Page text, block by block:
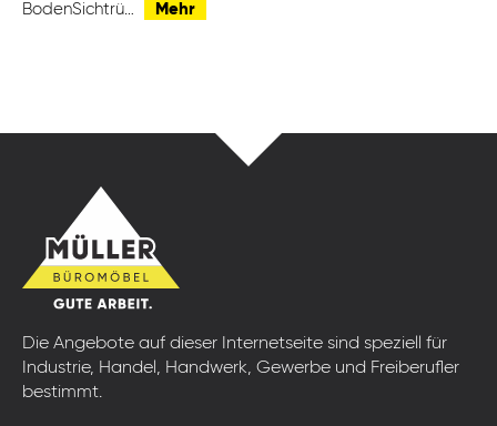
BodenSichtrü…
Mehr
Die Angebote auf dieser Internetseite sind speziell für
Industrie, Handel, Handwerk, Gewerbe und Freiberufler
bestimmt.